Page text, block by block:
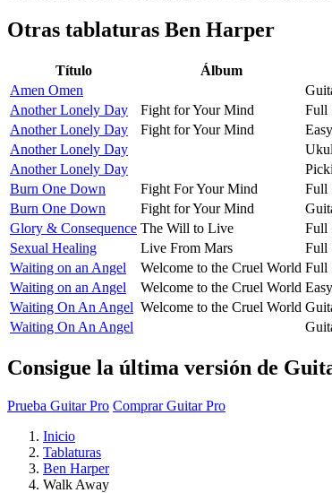
Otras tablaturas Ben Harper
Título Álbum
Amen Omen
Another Lonely Day
Fight for Your Mind
Full
Another Lonely Day
Fight for Your Mind
Another Lonely Day
Another Lonely Day
Burn One Down
Fight For Your Mind
Full
Burn One Down
Fight for Your Mind
Glory & Consequence The Will to Live
Full
Sexual Healing
Live From Mars
Full
Waiting on an Angel
Welcome to the Cruel World Full
Waiting on an Angel
Welcome to the Cruel World
Waiting On An Angel Welcome to the Cruel World
Waiting On An Angel
Consigue la última versión de
Prueba Guitar Pro Comprar Guitar Pro
Inicio
Tablaturas
Ben Harper
Walk Away